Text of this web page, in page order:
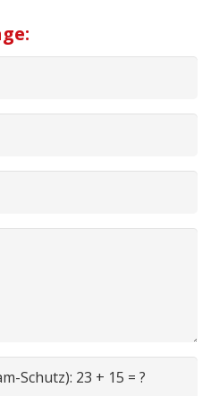
Schutz): 23 + 15 = ?